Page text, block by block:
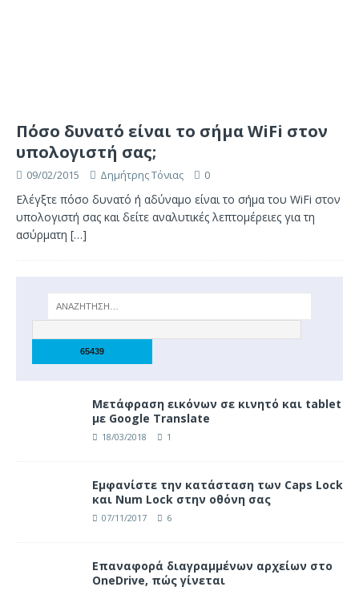
Πόσο δυνατό είναι το σήμα WiFi στον
υπολογιστή σας;
09/02/2015 Δημήτρης Τόνιας 0
Ελέγξτε πόσο δυνατό ή αδύναμο είναι το σήμα του WiFi στον
υπολογιστή σας και δείτε αναλυτικές λεπτομέρειες για τη
ασύρματη […]
Μετάφραση εικόνων σε κινητό και tablet
με Google Translate
18/03/2018 1
Eμφανίστε την κατάσταση των Caps Lock
και Num Lock στην οθόνη σας
07/11/2017 6
Επαναφορά διαγραμμένων αρχείων στο
OneDrive, πώς γίνεται